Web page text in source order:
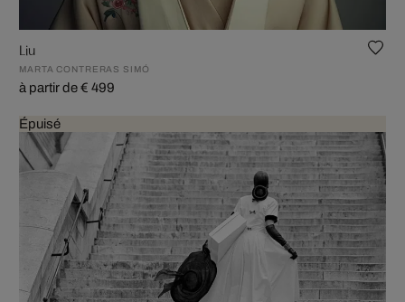
Liu
MARTA CONTRERAS SIMÓ
à partir de € 499
Épuisé